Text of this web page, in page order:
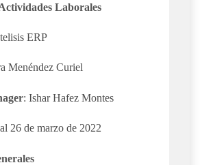
Laborales
ERP
Menéndez Curiel
: Ishar Hafez Montes
26 de marzo de 2022